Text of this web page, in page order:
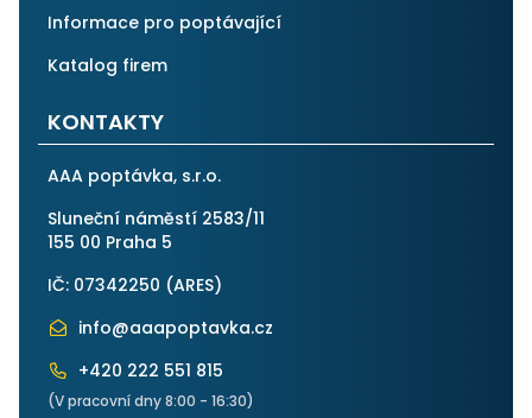
Informace pro poptávající
Katalog firem
KONTAKTY
AAA poptávka, s.r.o.
Sluneční náměstí 2583/11
155 00 Praha 5
IČ: 07342250 (ARES)
info@aaapoptavka.cz
+420 222 551 815
(V pracovní dny 8:00 - 16:30)